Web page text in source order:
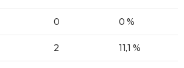
0 0 %
2 11,1 %